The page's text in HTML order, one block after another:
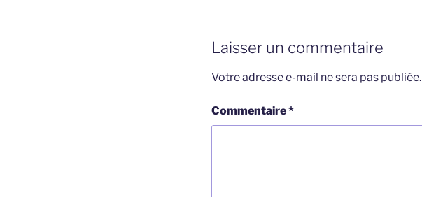
Laisser un commentaire
Votre adresse e-mail ne sera pas publiée.
Commentaire*